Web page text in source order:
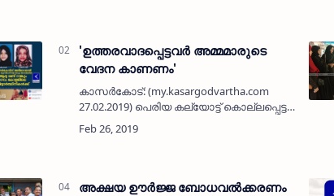
'ഉത്തരവാദപ്പെട്ടവര്‍ അമ്മമാരുടെ
വേദന കാണണം'
കാസര്‍കോട്: (my.kasargodvartha.com
27.02.2019) പെരിയ കല്യോട്ട് കൊല്ലപ്പെട്ട
കൃപേഷിന്റെയും ശരത് ലാലിന്റെയും
കുടുംബത്തിന് നീതി ഉറപ്പാക്കണമെന്നും
അക്ഷയ ഊര്‍ജ്ജ ബോധവല്‍ക്കരണം